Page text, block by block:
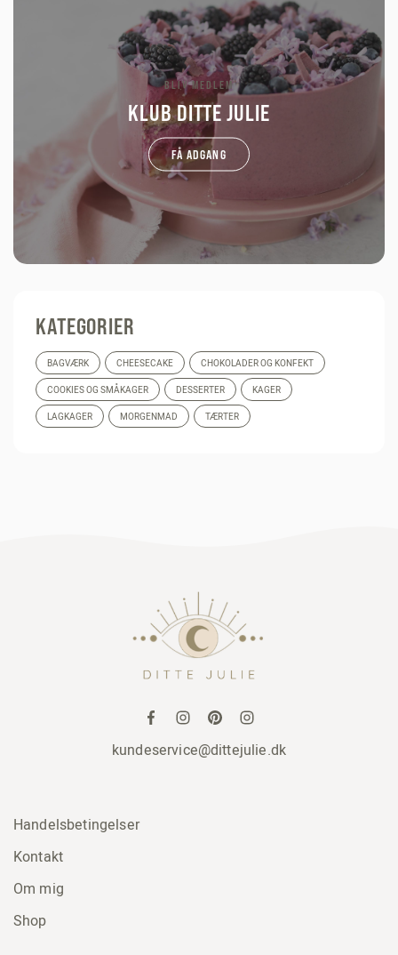
BLIV MEDLEM
KLUB DITTE JULIE
FÅ ADGANG
KATEGORIER
BAGVÆRK CHEESECAKE CHOKOLADER OG KONFEKT
COOKIES OG SMÅKAGER DESSERTER KAGER
LAGKAGER MORGENMAD TÆRTER
kundeservice@dittejulie.dk
Handelsbetingelser
Kontakt
Om mig
Shop